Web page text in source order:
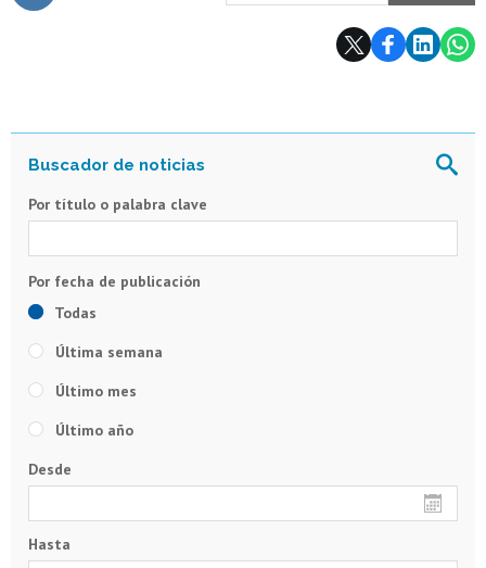
Por título o palabra clave
Todas
Última semana
Último mes
Último año
Desde
Hasta